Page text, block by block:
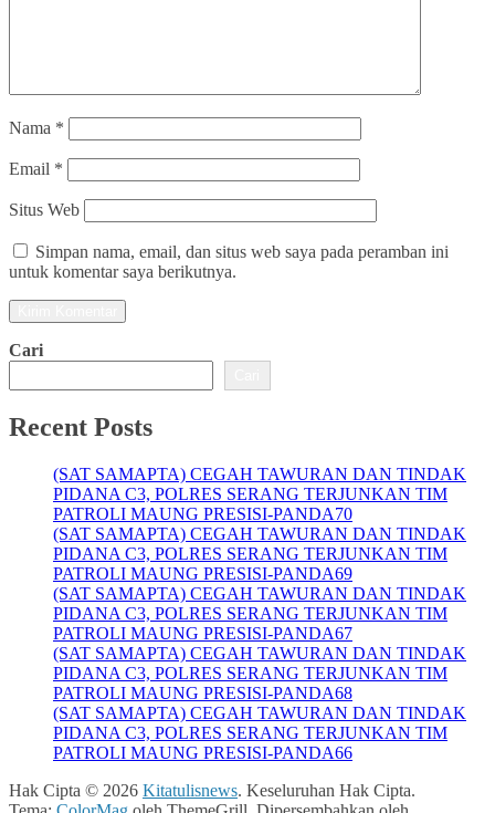
Nama *
Email *
Situs Web
Simpan nama, email, dan situs web saya pada peramban ini
untuk komentar saya berikutnya.
Cari
Recent Posts
(SAT SAMAPTA) CEGAH TAWURAN DAN TINDAK
PIDANA C3, POLRES SERANG TERJUNKAN TIM
PATROLI MAUNG PRESISI-PANDA70
(SAT SAMAPTA) CEGAH TAWURAN DAN TINDAK
PIDANA C3, POLRES SERANG TERJUNKAN TIM
PATROLI MAUNG PRESISI-PANDA69
(SAT SAMAPTA) CEGAH TAWURAN DAN TINDAK
PIDANA C3, POLRES SERANG TERJUNKAN TIM
PATROLI MAUNG PRESISI-PANDA67
(SAT SAMAPTA) CEGAH TAWURAN DAN TINDAK
PIDANA C3, POLRES SERANG TERJUNKAN TIM
PATROLI MAUNG PRESISI-PANDA68
(SAT SAMAPTA) CEGAH TAWURAN DAN TINDAK
PIDANA C3, POLRES SERANG TERJUNKAN TIM
PATROLI MAUNG PRESISI-PANDA66
Hak Cipta © 2026 Kitatulisnews. Keseluruhan Hak Cipta.